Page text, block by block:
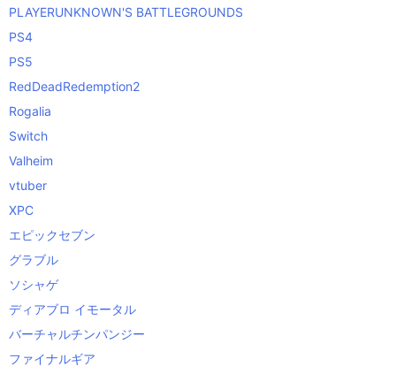
PLAYERUNKNOWN'S BATTLEGROUNDS
PS4
PS5
RedDeadRedemption2
Rogalia
Switch
Valheim
vtuber
XPC
エピックセブン
グラブル
ソシャゲ
ディアブロ イモータル
バーチャルチンパンジー
ファイナルギア